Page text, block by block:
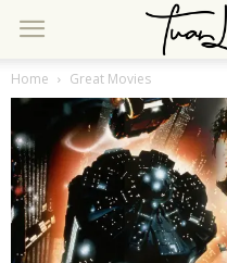
Home Great Movies